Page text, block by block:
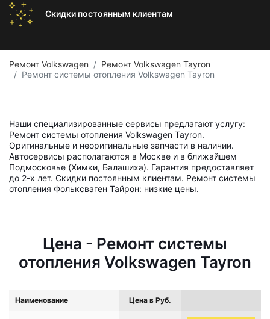
Скидки постоянным клиентам
Ремонт Volkswagen
Ремонт Volkswagen Tayron
Ремонт системы отопления Volkswagen Tayron
Наши специализированные сервисы предлагают услугу:
Ремонт системы отопления Volkswagen Tayron.
Оригинальные и неоригинальные запчасти в наличии.
Автосервисы располагаются в Москве и в ближайшем
Подмосковье (Химки, Балашиха). Гарантия предоставляет
до 2-х лет. Скидки постоянным клиентам. Ремонт системы
отопления Фольксваген Тайрон: низкие цены.
Цена - Ремонт системы
отопления Volkswagen Tayron
Наименование Цена в Руб.